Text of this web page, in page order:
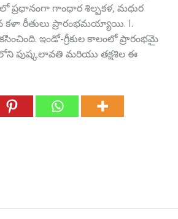
ప్రధానంగా గాంధార శిల్పకళ, మధుర
కళా రీతులు ప్రారంభమయ్యాయి. I.
ఇండో-గ్రీకుల కాలంలో ప్రారంభమై
పుష్కలావతి మరియు తక్షశిల ఈ